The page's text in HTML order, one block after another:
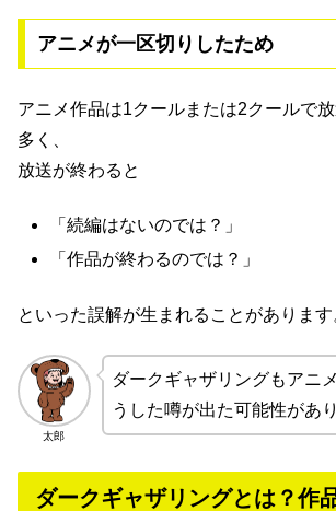
アニメが一区切りしたため
アニメ作品は1クールまたは2クールで
多く、
放送が終わると
「続編はないのでは？」
「作品が終わるのでは？」
といった誤解が生まれることがあります
太郎
ダークギャザリングもアニ
うした噂が出た可能性があり
ダークギャザリングとは？作